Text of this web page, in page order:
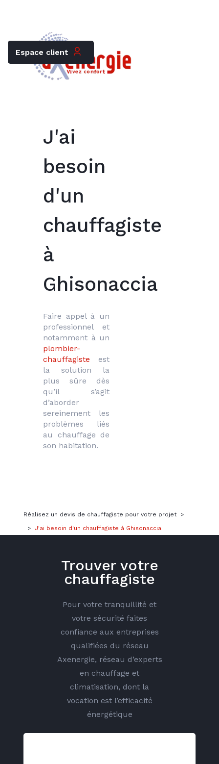
Espace client
J'ai
besoin
d'un
chauffagiste
à
Ghisonaccia
Faire appel à un
professionnel et
notamment à un
plombier-
chauffagiste est
la solution la
plus sûre dès
qu’il s’agit
d’aborder
sereinement les
problèmes liés
au chauffage de
son habitation.
Réalisez un devis de chauffagiste pour votre projet
>
>
J'ai besoin d'un chauffagiste à Ghisonaccia
Trouver votre
chauffagiste
Pour votre tranquillité et
votre sécurité faites
confiance aux entreprises
qualifiées du réseau
Axenergie, réseau d’experts
en chauffage et
climatisation, dont la
vocation est l’efficacité
énergétique